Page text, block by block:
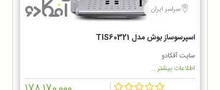
سراسر ایران
اسپرسوساز بوش مدل TIS60321
سایت آفکادو
اطلاعات بیشتر...